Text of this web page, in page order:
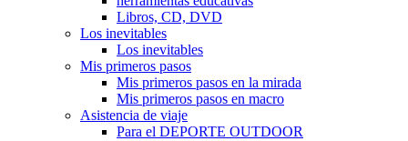
Libros, CD, DVD
Los inevitables
Los inevitables
Mis primeros pasos
Mis primeros pasos en la mirada
Mis primeros pasos en macro
Asistencia de viaje
Para el DEPORTE OUTDOOR